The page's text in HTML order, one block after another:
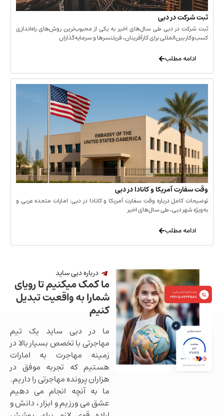
در دبی
دبی طی سال‌های اخیر به یکی از محبوب‌ترین روش‌های راه‌اندازی
برای کارآفرینان، فریلنسرها و سرمایه‌گذاران
آمریکا و کانادا در دبی
درباره وقت سفارت آمریکا و کانادا در دبی: امارات متحده عربی و
دبی، طی سال‌های اخیر
درباره دبی ساید
ما کمک میکنیم تا رویای
شمارا به واقعیت تبدیل
کنیم
ما در دبی ساید یک تیم
مهاجرتی با تخصص بسیار بالا در
زمینه مهاجرت به امارات
هستیم که تجربه موفق در
هزاران پرونده مهاجرتی را داریم.
ما به آنچه انجام می دهیم
عشق می ورزیم و ابزار ، دانش و